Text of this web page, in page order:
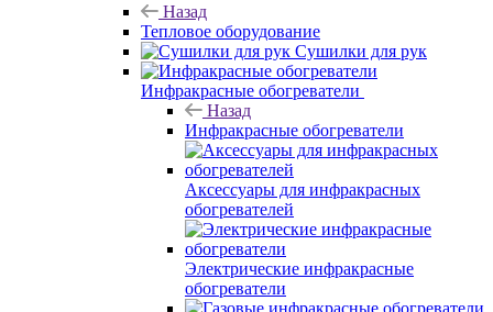
Назад
Тепловое оборудование
Сушилки для рук
Инфракрасные обогреватели
Назад
Инфракрасные обогреватели
Аксессуары для инфракрасных
обогревателей
Электрические инфракрасные
обогреватели